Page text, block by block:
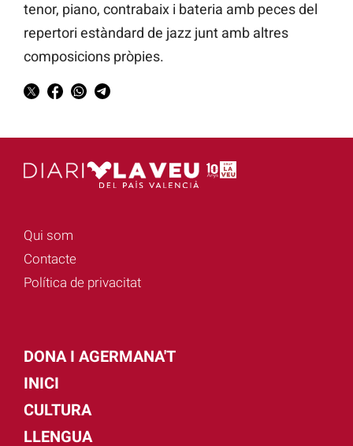
tenor, piano, contrabaix i bateria amb peces del
repertori estàndard de jazz junt amb altres
composicions pròpies.
Qui som
Contacte
Política de privacitat
DONA I AGERMANA'T
INICI
CULTURA
LLENGUA